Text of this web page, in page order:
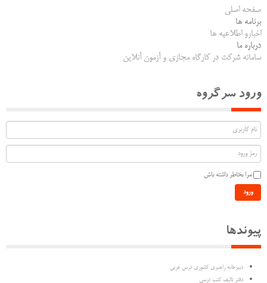
صفحه اصلی
برنامه ها
اخبارو اطلاعیه ها
درباره ما
سامانه شرکت در کارگاه مجازی و آزمون آنلاین
ورود سرگروه
مرا بخاطر داشته باش
ورود
پیوندها
دبیرخانه راهبری کشوری درس عربی
دفتر تالیف کتب درسی